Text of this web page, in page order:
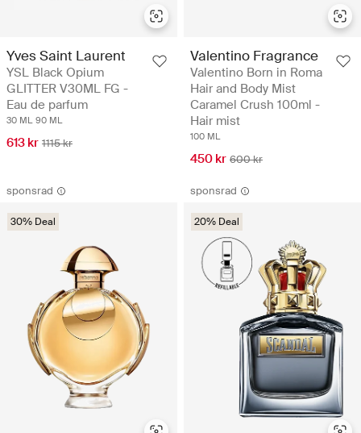
Yves Saint Laurent
YSL Black Opium
GLITTER V30ML FG -
Eau de parfum
30 ML 90 ML
613 kr 1115 kr
Valentino Fragrance
Valentino Born in Roma
Hair and Body Mist
Caramel Crush 100ml -
Hair mist
100 ML
450 kr 600 kr
sponsrad
30% Deal
sponsrad
20% Deal